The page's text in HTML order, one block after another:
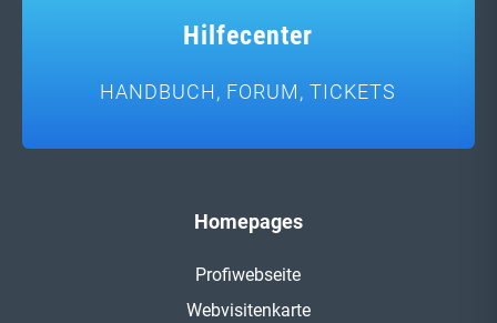
Hilfecenter
HANDBUCH, FORUM, TICKETS
Homepages
Profiwebseite
Webvisitenkarte